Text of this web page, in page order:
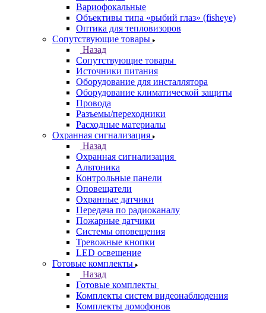
Вариофокальные
Объективы типа «рыбий глаз» (fisheye)
Оптика для тепловизоров
Сопутствующие товары
Назад
Сопутствующие товары
Источники питания
Оборудование для инсталлятора
Оборудование климатической защиты
Провода
Разъемы/переходники
Расходные материалы
Охранная сигнализация
Назад
Охранная сигнализация
Альтоника
Контрольные панели
Оповещатели
Охранные датчики
Передача по радиоканалу
Пожарные датчики
Системы оповещения
Тревожные кнопки
LED освещение
Готовые комплекты
Назад
Готовые комплекты
Комплекты систем видеонаблюдения
Комплекты домофонов